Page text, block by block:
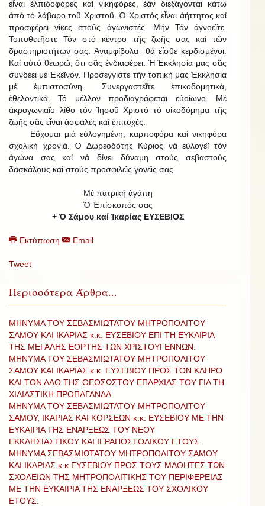
εἶναι ἐλπιδοφόρες καί νικηφόρες, ἐάν διεξάγονται κάτω
ἀπό τό λάβαρο τοῦ Χριστοῦ. Ὁ Χριστός εἶναι ἀήττητος καί
προσφέρει νίκες στούς ἀγωνιστές. Μήν Τόν ἀγνοεῖτε.
Τοποθετῆστε Τόν στό κέντρο τῆς ζωῆς σας καί τῶν
δραστηριοτήτων σας. Ἀναμφίβολα θά εἶσθε κερδισμένοι.
Καί αὐτό θεωρῶ, ὅτι σᾶς ἐνδιαφέρει. Ἡ Ἐκκλησία μας σᾶς
συνδέει μέ Ἐκεῖνον. Προσεγγίστε τήν τοπική μας Ἐκκλησία
μέ ἐμπιστοσύνη. Συνεργαστεῖτε ἐπικοδομητικά,
ἐθελοντικά. Τό μέλλον προδιαγράφεται εὐοίωνο. Μέ
ἀκρογωνιαῖο λίθο τόν Ἰησοῦ Χριστό τό οἰκοδόμημα τῆς
ζωῆς σᾶς εἶναι ἀσφαλές καί ἐπιτυχές.
Εὔχομαι μιά εὐλογημένη, καρποφόρα καί νικηφόρα
σχολική χρονιά. Ὁ Δωρεοδότης Κύριος νά εὐλογεῖ τόν
ἀγώνα σας καί νά δίνει δύναμη στούς σεβαστούς
δασκάλους καί στούς προσφιλεῖς γονεῖς σας.
Μέ πατρική ἀγάπη
Ὁ Ἐπίσκοπός σας
+ Ὁ Σάμου καί Ἰκαρίας ΕΥΣΕΒΙΟΣ
Εκτύπωση Email
Tweet
Περισσότερα Άρθρα...
ΜΗΝΥΜΑ ΤΟΥ ΣΕΒΑΣΜΙΩΤΑΤΟΥ ΜΗΤΡΟΠΟΛΙΤΟΥ
ΣΑΜΟΥ ΚΑΙ ΙΚΑΡΙΑΣ κ.κ. ΕΥΣΕΒΙΟΥ ΕΠΙ ΤΗ ΕΥΚΑΙΡΙΑ
ΤΗΣ ΜΕΓΑΛΗΣ ΕΟΡΤΗΣ ΤΩΝ ΧΡΙΣΤΟΥΓΕΝΝΩΝ.
ΜΗΝΥΜΑ ΤΟΥ ΣΕΒΑΣΜΙΩΤΑΤΟΥ ΜΗΤΡΟΠΟΛΙΤΟΥ
ΣΑΜΟΥ ΚΑΙ ΙΚΑΡΙΑΣ κ.κ. ΕΥΣΕΒΙΟΥ ΠΡΟΣ ΤΟΝ ΚΛΗΡΟ
ΚΑΙ ΤΟΝ ΛΑΟ ΤΗΣ ΘΕΟΣΩΣΤΟΥ ΕΠΑΡΧΙΑΣ ΤΟΥ ΓΙΑ ΤΗ
ΧΙΛΙΑΣΤΙΚΗ ΠΡΟΠΑΓΑΝΔΑ.
ΜΗΝΥΜΑ ΤΟΥ ΣΕΒΑΣΜΙΩΤΑΤΟΥ ΜΗΤΡΟΠΟΛΙΤΟΥ
ΣΑΜΟΥ, ΙΚΑΡΙΑΣ ΚΑΙ ΚΟΡΣΕΩΝ κ.κ. ΕΥΣΕΒΙΟΥ ΜΕ ΤΗΝ
ΕΥΚΑΙΡΙΑ ΤΗΣ ΕΝΑΡΞΕΩΣ ΤΟΥ ΝΕΟΥ
ΕΚΚΛΗΣΙΑΣΤΙΚΟΥ ΚΑΙ ΙΕΡΑΠΟΣΤΟΛΙΚΟΥ ΕΤΟΥΣ.
ΜΗΝΥΜΑ ΣΕΒΑΣΜΙΩΤΑΤΟΥ ΜΗΤΡΟΠΟΛΙΤΟΥ ΣΑΜΟΥ
ΚΑΙ ΙΚΑΡΙΑΣ κ.κ.ΕΥΣΕΒΙΟΥ ΠΡΟΣ ΤΟΥΣ ΜΑΘΗΤΕΣ ΤΩΝ
ΣΧΟΛΕΙΩΝ ΤΗΣ ΜΗΤΡΟΠΟΛΙΤΙΚΗΣ ΤΟΥ ΠΕΡΙΦΕΡΕΙΑΣ
ΜΕ ΤΗΝ ΕΥΚΑΙΡΙΑ ΤΗΣ ΕΝΑΡΞΕΩΣ ΤΟΥ ΣΧΟΛΙΚΟΥ
ΕΤΟΥΣ.